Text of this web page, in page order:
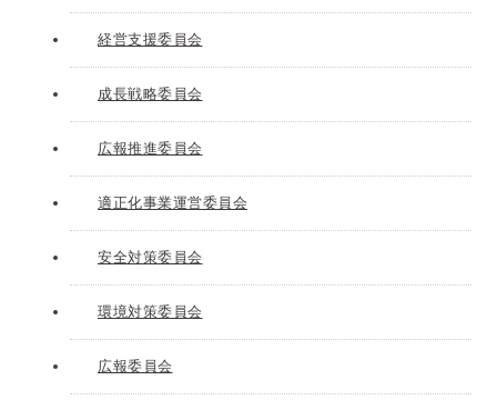
経営支援委員会
成長戦略委員会
広報推進委員会
適正化事業運営委員会
安全対策委員会
環境対策委員会
広報委員会